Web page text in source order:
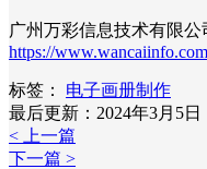
广州万彩信息技术有限公
https://
标签：
电子画册制作
最后更新：2024年3月5日
< 上一篇
下一篇 >